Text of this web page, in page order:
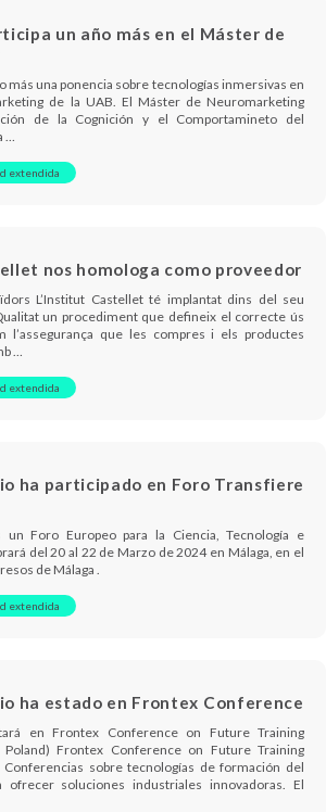
un año más en el Máster de
más una ponencia sobre tecnologías inmersivas en
de la UAB. El Máster de Neuromarketing
de la Cognición y el Comportamineto del
extendida
nos homologa como proveedor
L’Institut Castellet té implantat dins del seu
un procediment que defineix el correcte ús
l’assegurança que les compres i els productes
…
extendida
ha participado en Foro Transfiere
Foro Europeo para la Ciencia, Tecnología e
del 20 al 22 de Marzo de 2024 en Málaga, en el
de Málaga .
extendida
ha estado en Frontex Conference
en Frontex Conference on Future Training
Poland) Frontex Conference on Future Training
Conferencias sobre tecnologías de formación del
ofrecer soluciones industriales innovadoras. El